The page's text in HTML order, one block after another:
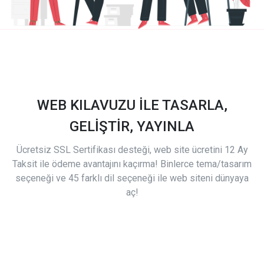
WEB KILAVUZU İLE TASARLA,
GELİŞTİR, YAYINLA
Ücretsiz SSL Sertifikası desteği, web site ücretini 12 Ay
Taksit ile ödeme avantajını kaçırma! Binlerce tema/tasarım
seçeneği ve 45 farklı dil seçeneği ile web siteni dünyaya
aç!